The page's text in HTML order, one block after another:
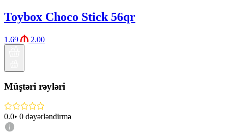
Toybox Choco Stick 56qr
1.69 2.00
Müştəri rəyləri
0.0• 0 dəyərləndirmə